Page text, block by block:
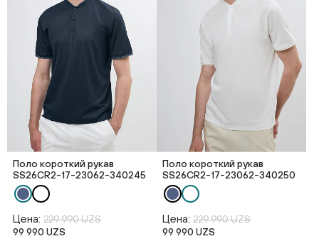
Поло короткий рукав
SS26CR2-17-23062-340245
Цена: 229 990 UZS
99 990 UZS
Поло короткий рукав
SS26CR2-17-23062-340250
Цена: 229 990 UZS
99 990 UZS